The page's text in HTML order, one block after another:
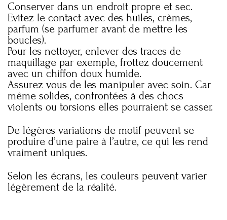
Conserver dans un endroit propre et sec.
Evitez le contact avec des huiles, crèmes,
parfum (se parfumer avant de mettre les
boucles).
Pour les nettoyer, enlever des traces de
maquillage par exemple, frottez doucement
avec un chiffon doux humide.
Assurez vous de les manipuler avec soin. Car
même solides, confrontées à des chocs
violents ou torsions elles pourraient se casser.
De légères variations de motif peuvent se
produire d’une paire à l’autre, ce qui les rend
vraiment uniques.
Selon les écrans, les couleurs peuvent varier
légèrement de la réalité.